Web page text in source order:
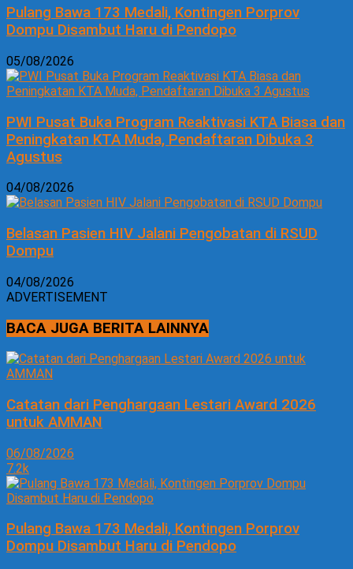
Pulang Bawa 173 Medali, Kontingen Porprov
Dompu Disambut Haru di Pendopo
05/08/2026
PWI Pusat Buka Program Reaktivasi KTA Biasa dan
Peningkatan KTA Muda, Pendaftaran Dibuka 3
Agustus
04/08/2026
Belasan Pasien HIV Jalani Pengobatan di RSUD
Dompu
04/08/2026
ADVERTISEMENT
BACA JUGA BERITA LAINNYA
Catatan dari Penghargaan Lestari Award 2026
untuk AMMAN
06/08/2026
7.2k
Pulang Bawa 173 Medali, Kontingen Porprov
Dompu Disambut Haru di Pendopo